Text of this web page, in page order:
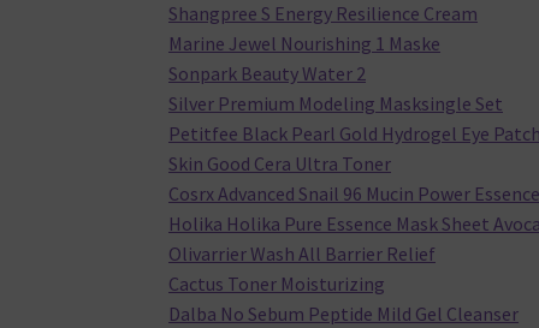
Shangpree S Energy Resilience Cream
Marine Jewel Nourishing 1 Maske
Sonpark Beauty Water 2
Silver Premium Modeling Masksingle Set
Petitfee Black Pearl Gold Hydrogel Eye Patch
Skin Good Cera Ultra Toner
Cosrx Advanced Snail 96 Mucin Power Essence
Holika Holika Pure Essence Mask Sheet
Olivarrier Wash All Barrier Relief
Cactus Toner Moisturizing
Dalba No Sebum Peptide Mild Gel Cleanser